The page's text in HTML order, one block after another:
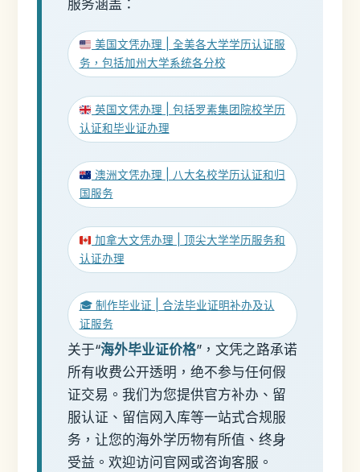
服务涵盖：
美国文凭办理 | 全美各大学学历认证服
务，包括加州大学系统各分校
英国文凭办理 | 包括罗素集团院校学历
认证和毕业证办理
澳洲文凭办理 | 八大名校学历认证和归
国服务
加拿大文凭办理 | 顶尖大学学历服务和
认证办理
🎓 制作毕业证 | 合法毕业证明补办及认
证服务
关于“海外毕业证价格”，文凭之路承诺
所有收费公开透明，绝不参与任何假
证交易。我们为您提供官方补办、留
服认证、留信网入库等一站式合规服
务，让您的海外学历物有所值、终身
受益。欢迎访问官网或咨询客服。